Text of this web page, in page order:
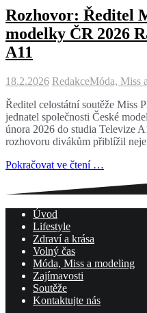
Rozhovor: Ředitel
modelky ČR 2026
A11
18.2.2026 RedakceMóda, Miss
Ředitel celostátní soutěže Miss
jednatel společnosti České
února 2026 do studia Televize
rozhovoru divákům přiblížil
Pokračovat ve čtení …
Úvod
Lifestyle
Zdraví a krása
Volný čas
Móda, Miss a modeling
Zajímavosti
Soutěže
Kontaktujte nás